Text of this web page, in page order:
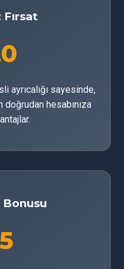
ayrıcalığı sayesinde,
hesabınıza
Bonusu